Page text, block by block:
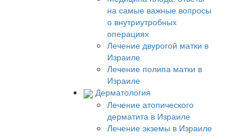
на самые важные вопросы
о внутриутробных
операциях
Лечение двурогой матки в
Израиле
Лечение полипа матки в
Израиле
Дерматология
Лечение атопического
дерматита в Израиле
Лечение экземы в Израиле